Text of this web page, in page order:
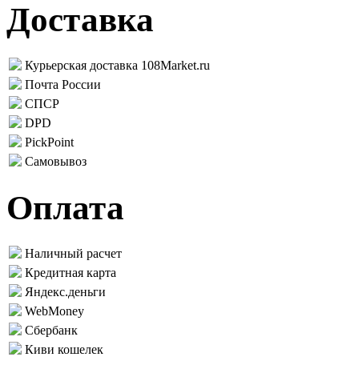
Доставка
Курьерская доставка 108Market.ru
Почта России
СПСР
DPD
PickPoint
Самовывоз
Оплата
Наличный расчет
Кредитная карта
Яндекс.деньги
WebMoney
Сбербанк
Киви кошелек